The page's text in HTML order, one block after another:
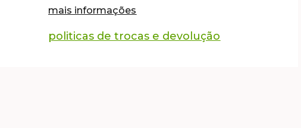
mais informações
politicas de trocas e devolução